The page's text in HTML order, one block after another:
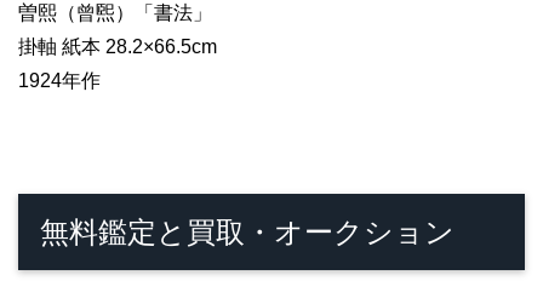
曽熙（曾煕）「書法」
掛軸 紙本 28.2×66.5cm
1924年作
無料鑑定と買取・オークション